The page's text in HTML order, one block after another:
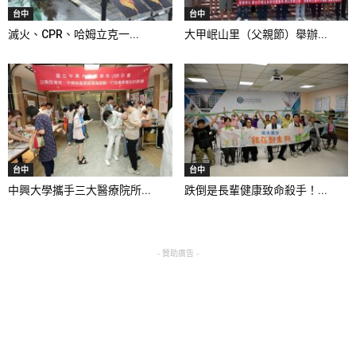
台中
滅火、CPR、哈姆立克一...
台中
大甲岷山里（父親節）舉辦...
台中
中興大學攜手三大醫療院所...
台中
跌倒是長輩健康致命殺手！...
- 贊助廣告 -